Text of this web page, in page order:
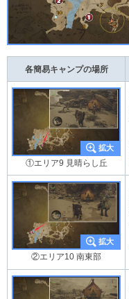
各簡易キャンプの場所
①エリア9 見晴らし丘
②エリア10 南東部